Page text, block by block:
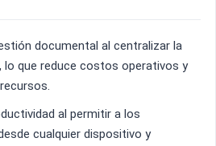
documental al centralizar la
lo que reduce costos operativos y
al permitir a los
cualquier dispositivo y